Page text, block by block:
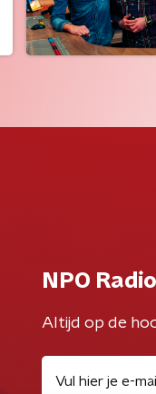
NPO
Altijd op de